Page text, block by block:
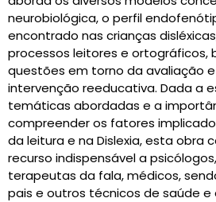
neurobiológica, o perfil
encontrado nas crianças
processos leitores e ortográficos,
questões em torno da avaliação
intervenção reeducativa. Dada a
temáticas abordadas e a
compreender os fatores
da leitura e na Dislexia, esta obra
recurso indispensável a
terapeutas da fala, médicos,
pais e outros técnicos de saúde e